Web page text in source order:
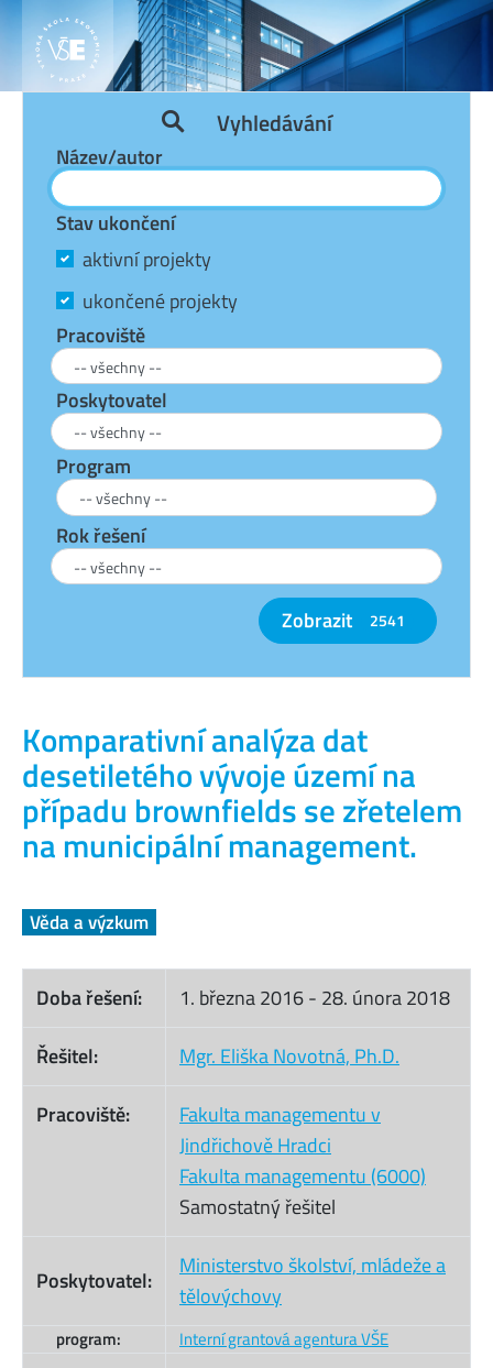
Komparativní analýza dat
desetiletého vývoje území na
případu brownfields se zřetelem
na municipální management.
Věda a výzkum
Doba řešení: 1. března 2016- 28. února 2018
Řešitel:
Mgr. Eliška Novotná, Ph.D.
Pracoviště:
Fakulta managementu v
Jindřichově Hradci
Fakulta managementu (6000)
Samostatný řešitel
Poskytovatel:
Ministerstvo školství, mládeže a
tělovýchovy
program: Interní grantová agentura VŠE
Vyhledávání
Název/autor
Stav ukončení
aktivní projekty
ukončené projekty
Pracoviště
Poskytovatel
Program
Rok řešení
Zobrazit 2541